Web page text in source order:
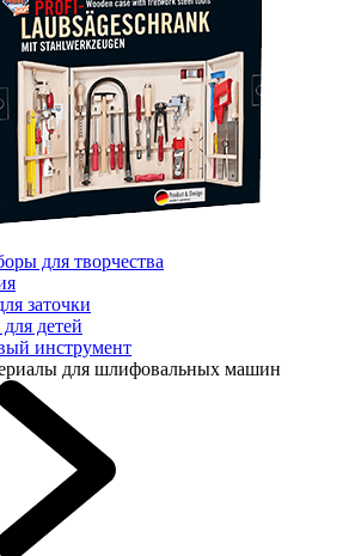
для творчества
заточки
детей
инструмент
для шлифовальных машин